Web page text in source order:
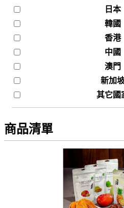
日本
韓國
香港
中國
澳門
新加
其它國
商品清單